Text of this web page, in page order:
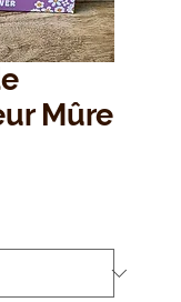
Mûre